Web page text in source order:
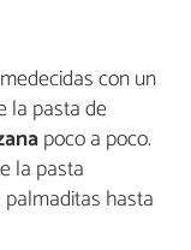
con un
la pasta de
poco a poco.
la pasta
hasta